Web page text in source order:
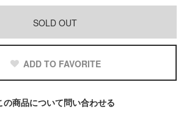
SOLD OUT
ADD TO FAVORITE
の商品について問い合わせる